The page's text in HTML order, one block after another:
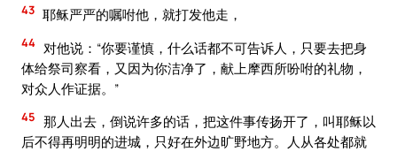
43 耶稣严严的嘱咐他，就打发他走，
44 对他说：“你要谨慎，什么话都不可告诉人，只要去把身
体给祭司察看，又因为你洁净了，献上摩西所吩咐的礼物，
对众人作证据。”
45 那人出去，倒说许多的话，把这件事传扬开了，叫耶稣以
后不得再明明的进城，只好在外边旷野地方。人从各处都就